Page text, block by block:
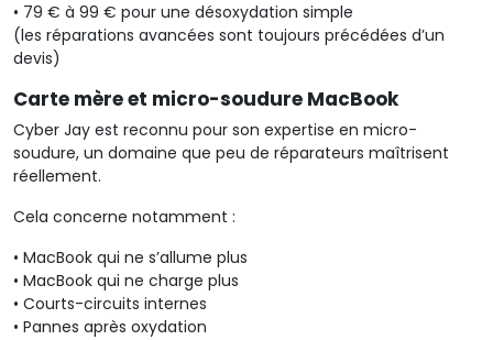
• 79 € à 99 € pour une désoxydation simple
(les réparations avancées sont toujours précédées d’un
devis)
Carte mère et micro-soudure MacBook
Cyber Jay est reconnu pour son expertise en micro-
soudure, un domaine que peu de réparateurs maîtrisent
réellement.
Cela concerne notamment :
• MacBook qui ne s’allume plus
• MacBook qui ne charge plus
• Courts-circuits internes
• Pannes après oxydation